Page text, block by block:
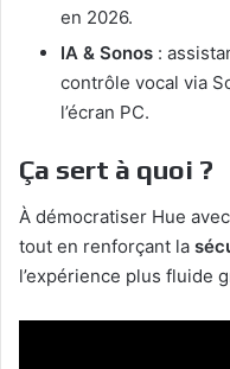
en 2026.
IA & Sonos :
contrôle vocal via
l’écran PC.
Ça sert à quoi ?
À démocratiser Hue
tout en renforçant la
l’expérience plus fluide